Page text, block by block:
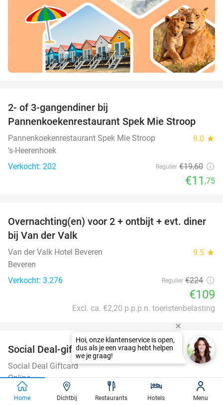
2- of 3-gangendiner bij
Pannenkoekenrestaurant Spek Mie Stroop
Pannenkoekenrestaurant Spek Mie Stroop 9.0 star
's-Heerenhoek
Verkocht: 202
Regulier €19,60
€11 ,75
51%
Overnachting(en) voor 2 + ontbijt + evt. diner
bij Van der Valk
Van der Valk Hotel Beveren 9.5 star
Beveren
Verkocht: 3.276
Regulier €224
€109
Excl. ca. €2,20 p.p.p.n. toeristenbelasting
Social Deal-giftcard van 5 tot 100 euro
Social Deal Giftcard
Online
Verkocht: 76.905
€5
Home Dichtbij Restaurants Hotels Menu